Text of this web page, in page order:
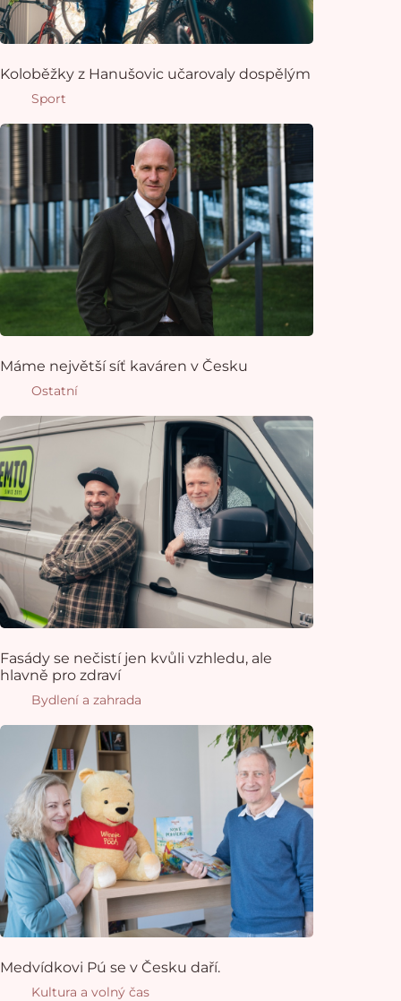
Koloběžky z Hanušovic učarovaly dospělým
Sport
Máme největší síť kaváren v Česku
Ostatní
Fasády se nečistí jen kvůli vzhledu, ale
hlavně pro zdraví
Bydlení a zahrada
Medvídkovi Pú se v Česku daří.
Kultura a volný čas